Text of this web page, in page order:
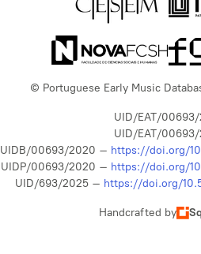
© Portuguese Early Music
UID/EAT/00693/
UID/EAT/00693/
UIDB/00693/2020 – https://doi.org/
UIDP/00693/2020 – https://doi.org/
UID/693/2025 – https://doi.org/
Handcrafted by